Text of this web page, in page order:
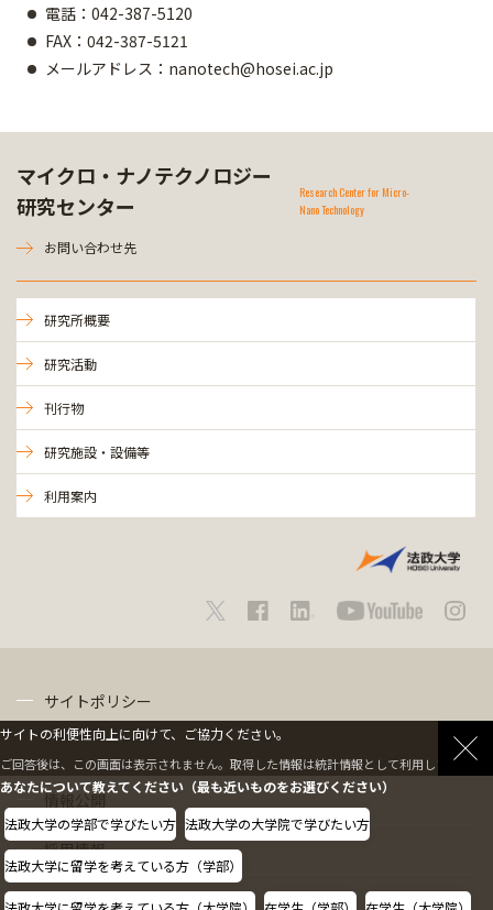
電話：042-387-5120
FAX：042-387-5121
メールアドレス：nanotech@hosei.ac.jp
マイクロ・ナノテクノロジー
研究センター
Research Center for Micro-
Nano Technology
お問い合わせ先
研究所概要
研究活動
刊行物
研究施設・設備等
利用案内
サイトポリシー
情報公開
採用情報
教職員の方へ
サイトの利便性向上に向けて、ご協力ください。
ご回答後は、この画面は表示されません。取得した情報は統計情報として利用します。
あなたについて教えてください（最も近いものをお選びください）
法政大学の学部で学びたい方 法政大学の大学院で学びたい方
法政大学に留学を考えている方（学部）